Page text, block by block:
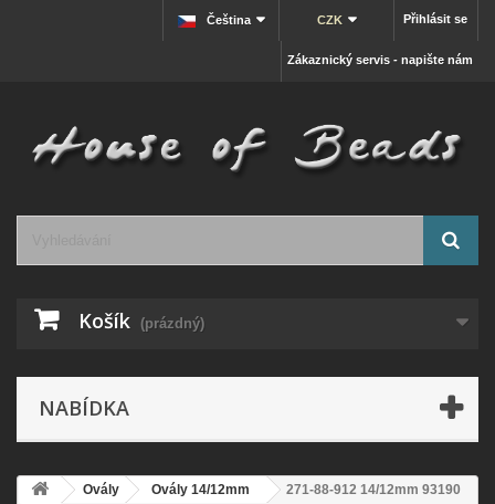
Přihlásit se
CZK
Čeština
Zákaznický servis - napište nám
Košík (prázdný)
NABÍDKA
Ovály Ovály 14/12mm
271-88-912 14/12mm 93190